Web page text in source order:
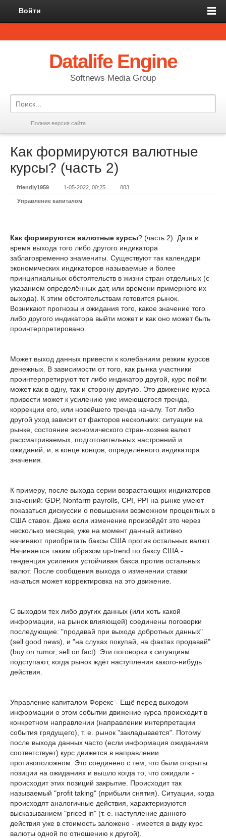
Войти
Datalife Engine
Softnews Media Group
Полная версия сайта
Как формируются валютные
курсы? (часть 2)
friendly1959 1-05-2022, 00:25 883
Управление капиталом
Как формируются валютные курсы? (часть 2). Дата и
время выхода того либо другого индикатора
заблаговременно знамениты. Существуют так календари
экономических индикаторов называемые и более
принципиальных обстоятельств в жизни стран отдельных (с
указанием определённых дат, или времени примерного их
выхода). К этим обстоятельствам готовится рынок.
Возникают прогнозы и ожидания того, какое значение того
либо другого индикатора выйти может и как оно может быть
проинтерпретировано.
Может выход данных привести к колебаниям резким курсов
денежных. В зависимости от того, как рынка участники
проинтерпретируют тот либо индикатор другой, курс пойти
может как в одну, так и сторону другую. Это движение курса
привести может к усилению уже имеющегося тренда,
коррекции его, или новейшего тренда началу. Тот либо
другой уход зависит от факторов нескольких: ситуации на
рынке, состояние экономического стран-хозяев валют
рассматриваемых, подготовительных настроений и
ожиданий, и, в конце концов, определённого индикатора
значения.
К примеру, после выхода серии возрастающих индикаторов
значений: GDP, Nonfarm payrolls, CPI, PPI на рынке умеют
показаться дискуссии о повышении возможном процентных в
США ставок. Даже если изменение произойдёт это через
несколько месяцев, уже на момент данный активно
начинают приобретать баксы США против остальных валют.
Начинается таким образом up-trend по баксу США -
тенденция усиления устойчивая бакса против остальных
валют. После сообщения выхода о изменении ставки
начаться может корректировка на это движение.
С выходом тех либо других данных (или хоть какой
информации, на рынок влияющей) соединены поговорки
последующие: "продавай при выходе добротных данных"
(sell good news), и "на слухах покупай, на фактах продавай"
(buy on rumor, sell on fact). Эти поговорки к ситуациям
подступают, когда рынок ждёт наступления какого-нибудь
действия.
Управление капиталом Форекс - Ещё перед выходом
информации о этом событии движение курса происходит в
конкретном направлении (направлении интерпретации
события грядущего), т. е. рынок "закладывается". Потому
после выхода данных часто (если информация ожиданиям
соответствует) курс движется в направлении
противоположном. Это соединено с тем, что были открыты
позиции на ожиданиях и вышло когда то, что ожидали -
происходит этих позиций закрытие. Происходит так
называемый "profit taking" (прибыли снятия). Ситуации, когда
происходят аналогичные действия, характеризуются
высказыванием "priced in" (т. е. наступление данного
действия уже в стоимость заложено - имеется в виду курс
валюты одной по отношению к другой).